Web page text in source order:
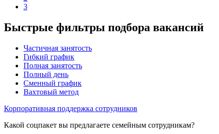
3
Быстрые фильтры подбора вакансий
Частичная занятость
Гибкий график
Полная занятость
Полный день
Сменный график
Вахтовый метод
Корпоративная поддержка сотрудников
Какой соцпакет вы предлагаете семейным сотрудникам?